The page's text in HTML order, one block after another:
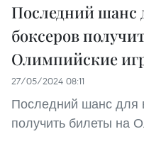
Последний шанс
боксеров
Олимпийские
27/05/2024 08:11
Последний шанс для
получить билеты на